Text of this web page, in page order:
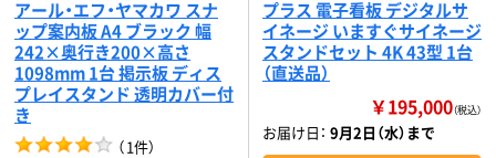
アール・エフ・ヤマカワ スナ
ップ案内板 A4 ブラック 幅
242×奥行き200×高さ
1098mm 1台 掲示板 ディス
プレイスタンド 透明カバー付
き
（1件）
プラス 電子看板 デジタルサ
イネージ いますぐサイネージ
スタンドセット 4K 43型 1台
（直送品）
￥195,000（税込）
お届け日： 9月2日（水）まで